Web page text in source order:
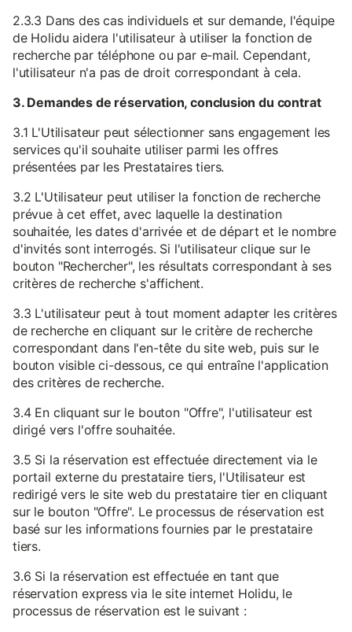
2.3.3 Dans des cas individuels et sur demande, l'équipe
de Holidu aidera l'utilisateur à utiliser la fonction de
recherche par téléphone ou par e-mail. Cependant,
l'utilisateur n'a pas de droit correspondant à cela.
3. Demandes de réservation, conclusion du contrat
3.1 L'Utilisateur peut sélectionner sans engagement les
services qu'il souhaite utiliser parmi les offres
présentées par les Prestataires tiers.
3.2 L'Utilisateur peut utiliser la fonction de recherche
prévue à cet effet, avec laquelle la destination
souhaitée, les dates d'arrivée et de départ et le nombre
d'invités sont interrogés. Si l'utilisateur clique sur le
bouton "Rechercher", les résultats correspondant à ses
critères de recherche s'affichent.
3.3 L'utilisateur peut à tout moment adapter les critères
de recherche en cliquant sur le critère de recherche
correspondant dans l'en-tête du site web, puis sur le
bouton visible ci-dessous, ce qui entraîne l'application
des critères de recherche.
3.4 En cliquant sur le bouton "Offre", l'utilisateur est
dirigé vers l'offre souhaitée.
3.5 Si la réservation est effectuée directement via le
portail externe du prestataire tiers, l'Utilisateur est
redirigé vers le site web du prestataire tier en cliquant
sur le bouton "Offre". Le processus de réservation est
basé sur les informations fournies par le prestataire
tiers.
3.6 Si la réservation est effectuée en tant que
réservation express via le site internet Holidu, le
processus de réservation est le suivant :